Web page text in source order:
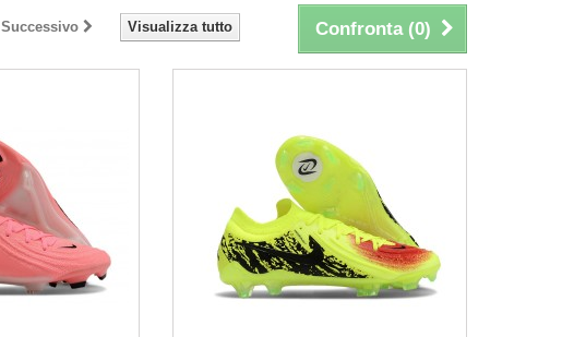
Confronta (0)
Visualizza tutto
Successivo